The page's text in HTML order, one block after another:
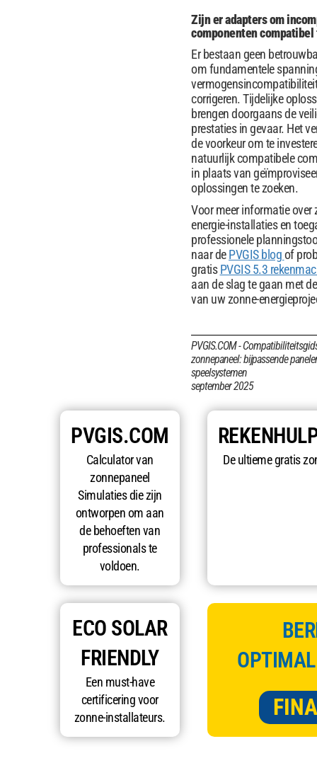
Zijn er adapters om
componenten compatibel
Er bestaan ​​geen
om fundamentele
corrigeren. Tijdelijke
brengen doorgaans de
prestaties in gevaar. Het
de voorkeur om te
natuurlijk compatibele
in plaats van
oplossingen te zoeken.
Voor meer informatie over
energie-installaties en
professionele
naar dePVGIS blogof
gratisPVGIS 5.3
aan de slag te gaan met
van uw zonne-
PVGIS.COM -
zonnepaneel: bijpassende
speelsystemen
september 2025
PVGIS.COM
Calculator van
zonnepaneel
Simulaties die zijn
ontworpen om aan
de behoeften van
professionals te
voldoen.
De ultieme gratis
ECO SOLAR
FRIENDLY
Een must-have
certificering voor
zonne-installateurs.